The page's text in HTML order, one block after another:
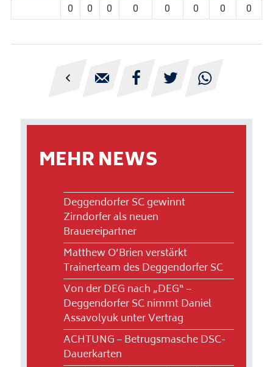
0
0 0 0 0 0 0 0
    
MEHR NEWS
Deggendorfer SC gewinnt
Zirndorfer als neuen
Brauereipartner
Matthew O’Brien verstärkt
Trainerteam des Deggendorfer SC
Von der DEG nach „DEG“ –
Deggendorfer SC nimmt Daniel
Assavolyuk unter Vertrag
ACHTUNG – Betrugsmasche DSC-
Dauerkarten